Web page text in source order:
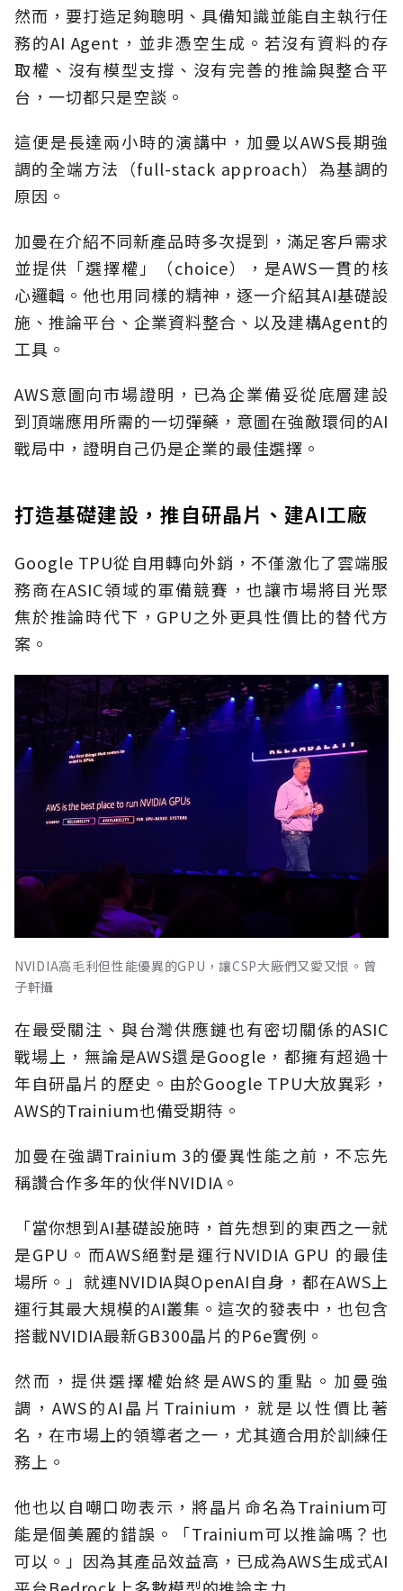
然而，要打造足夠聰明、具備知識並能自主執行任
務的AI Agent，並非憑空生成。若沒有資料的存
取權、沒有模型支撐、沒有完善的推論與整合平
台，一切都只是空談。
這便是長達兩小時的演講中，加曼以AWS長期強
調的全端方法（full-stack approach）為基調的
原因。
加曼在介紹不同新產品時多次提到，滿足客戶需求
並提供「選擇權」（choice），是AWS一貫的核
心邏輯。他也用同樣的精神，逐一介紹其AI基礎設
施、推論平台、企業資料整合、以及建構Agent的
工具。
AWS意圖向市場證明，已為企業備妥從底層建設
到頂端應用所需的一切彈藥，意圖在強敵環伺的AI
戰局中，證明自己仍是企業的最佳選擇。
打造基礎建設，推自研晶片、建AI工廠
Google TPU從自用轉向外銷，不僅激化了雲端服
務商在ASIC領域的軍備競賽，也讓市場將目光聚
焦於推論時代下，GPU之外更具性價比的替代方
案。
NVIDIA高毛利但性能優異的GPU，讓CSP大廠們又愛又恨。曾
子軒攝
在最受關注、與台灣供應鏈也有密切關係的ASIC
戰場上，無論是AWS還是Google，都擁有超過十
年自研晶片的歷史。由於Google TPU大放異彩，
AWS的Trainium也備受期待。
加曼在強調Trainium 3的優異性能之前，不忘先
稱讚合作多年的伙伴NVIDIA。
「當你想到AI基礎設施時，首先想到的東西之一就
是GPU。而AWS絕對是運行NVIDIA GPU 的最佳
場所。」就連NVIDIA與OpenAI自身，都在AWS上
運行其最大規模的AI叢集。這次的發表中，也包含
搭載NVIDIA最新GB300晶片的P6e實例。
然而，提供選擇權始終是AWS的重點。加曼強
調，AWS的AI晶片Trainium，就是以性價比著
名，在市場上的領導者之一，尤其適合用於訓練任
務上。
他也以自嘲口吻表示，將晶片命名為Trainium可
能是個美麗的錯誤。「Trainium可以推論嗎？也
可以。」因為其產品效益高，已成為AWS生成式AI